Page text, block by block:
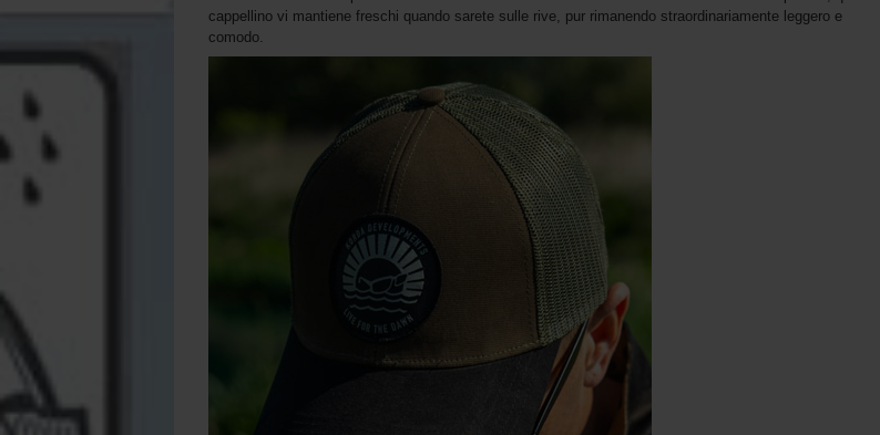
cappellino vi mantiene freschi quando sarete sulle rive, pur rimanendo straordinariamente leggero e
comodo.